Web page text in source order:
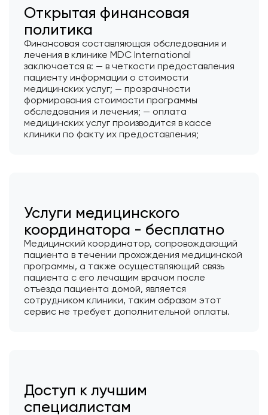
Открытая финансовая
политика
Финансовая составляющая обследования и
лечения в клинике MDC International
заключается в: — в четкости предоставления
пациенту информации о стоимости
медицинских услуг; — прозрачности
формирования стоимости программы
обследования и лечения; — оплата
медицинских услуг производится в кассе
клиники по факту их предоставления;
Услуги медицинского
координатора - бесплатно
Медицинский координатор, сопровождающий
пациента в течении прохождения медицинской
программы, а также осуществляющий связь
пациента с его лечащим врачом после
отъезда пациента домой, является
сотрудником клиники, таким образом этот
сервис не требует дополнительной оплаты.
Доступ к лучшим
специалистам